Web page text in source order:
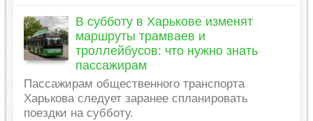
В субботу в Харькове изменят
маршруты трамваев и
троллейбусов: что нужно знать
пассажирам
Пассажирам общественного транспорта
Харькова следует заранее спланировать
поездки на субботу.